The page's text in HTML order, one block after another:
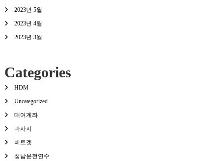
2023년 5월
2023년 4월
2023년 3월
Categories
HDM
Uncategorized
대여계좌
마사지
비트겟
성남운전연수